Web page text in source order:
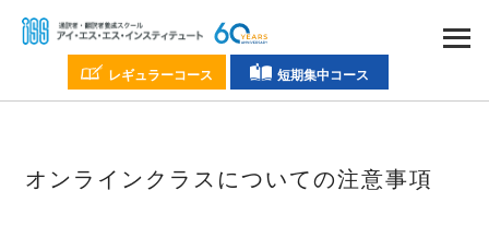
レギュラーコース 短期集中コース
オンラインクラスについての注意事項